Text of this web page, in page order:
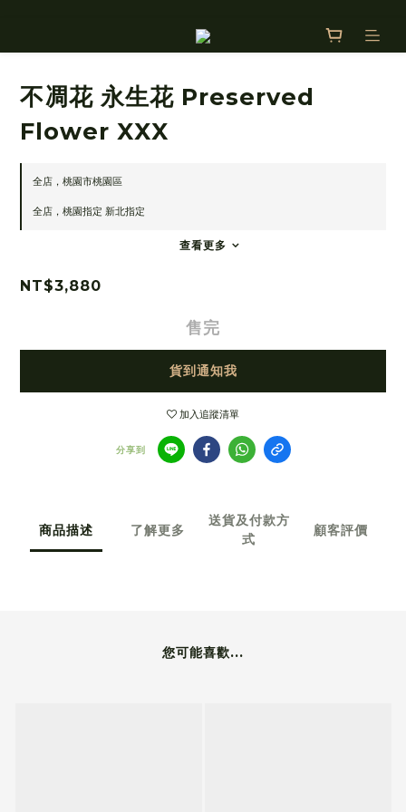
不凋花 永生花 Preserved
Flower XXX
全店，桃園市桃園區
全店，桃園指定 新北指定
查看更多
NT$3,880
售完
貨到通知我
加入追蹤清單
分享到
商品描述 了解更多
送貨及付款方
式
顧客評價
您可能喜歡...